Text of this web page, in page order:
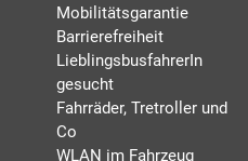
Mobilitätsgarantie
Barrierefreiheit
LieblingsbusfahrerIn
gesucht
Fahrräder, Tretroller und
Co
WLAN im Fahrzeug